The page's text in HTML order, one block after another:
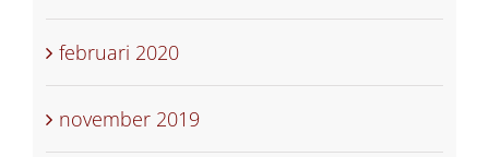
februari 2020
november 2019